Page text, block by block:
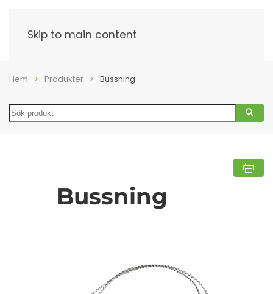
Skip to main content
Hem Produkter Bussning
Search
Bussning